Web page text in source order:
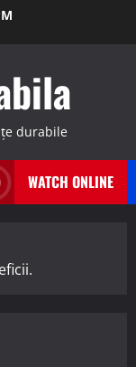
durabile
WATCH ONLINE